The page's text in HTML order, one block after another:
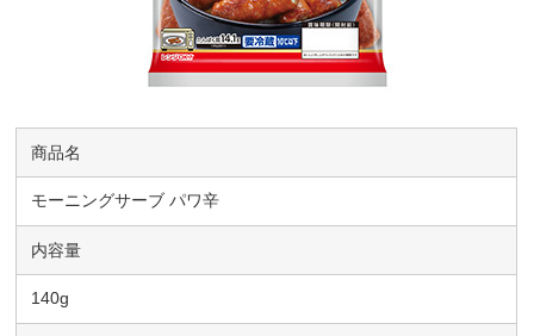
商品名
モーニングサーブ パワ辛
内容量
140g